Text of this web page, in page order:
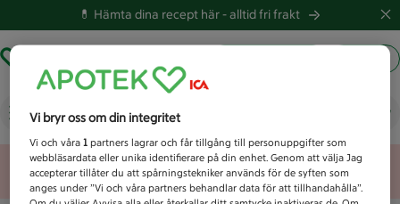
💊 Hämta dina recept här -alltid fri frakt
Vad letar du efter idag?
Unknown error
Vi bryr oss om din integritet
Vi och våra1 partners lagrar och får tillgång till personuppgifter som
webbläsardata eller unika identifierare på din enhet. Genom att välja Jag
accepterar tillåter du att spårningstekniker används för de syften som
anges under ”Vi och våra partners behandlar data för att tillhandahålla”.